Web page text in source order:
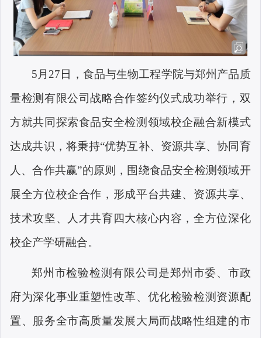
5 月27日，食品与生物工程学院与郑州产品质
量检测有限公司战略合作签约仪式成功举行，双
方就共同探索食品安全检测领域校企融合新模式
达成共识，将秉持“优势互补、资源共享、协同育
人、合作共赢”的原则，围绕食品安全检测领域开
展全方位校企合作，形成平台共建、资源共享、
技术攻坚、人才共育四大核心内容，全方位深化
校企产学研融合。
郑州市检验检测有限公司是郑州市委、市政
府为深化事业重塑性改革、优化检验检测资源配
置、服务全市高质量发展大局而战略性组建的市